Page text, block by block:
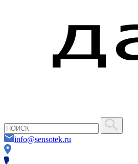
info@sensotek.ru